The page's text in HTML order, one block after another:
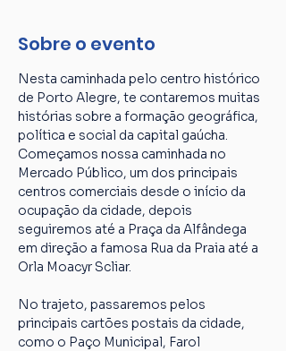
Sobre o evento
Nesta caminhada pelo centro histórico
de Porto Alegre, te contaremos muitas
histórias sobre a formação geográfica,
política e social da capital gaúcha.
Começamos nossa caminhada no
Mercado Público, um dos principais
centros comerciais desde o início da
ocupação da cidade, depois
seguiremos até a Praça da Alfândega
em direção a famosa Rua da Praia até a
Orla Moacyr Scliar.
No trajeto, passaremos pelos
principais cartões postais da cidade,
como o Paço Municipal, Farol